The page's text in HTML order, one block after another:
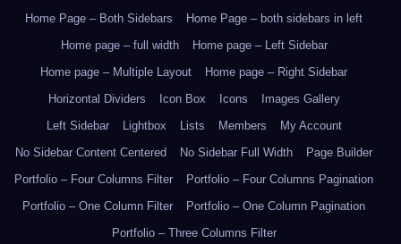
Home Page – Both Sidebars
Home Page – both sidebars in left
Home page – full width
Home page – Left Sidebar
Home page – Multiple Layout
Home page – Right Sidebar
Horizontal Dividers
Icon Box Icons
Images Gallery
Left Sidebar
Lightbox Lists Members
My Account
No Sidebar Content Centered
No Sidebar Full Width
Page Builder
Portfolio – Four Columns Filter
Portfolio – Four Columns Pagination
Portfolio – One Column Filter
Portfolio – One Column Pagination
Portfolio – Three Columns Filter